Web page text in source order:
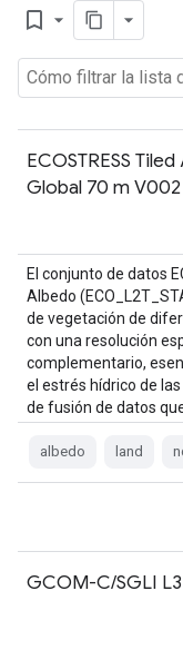
bookmark_border
ECOSTRESS
Global 70 m V002
El conjunto de datos
Albedo
de vegetación de
con una resolución
complementario,
el estrés hídrico de
de fusión de datos
albedo land
GCOM-C/SGLI